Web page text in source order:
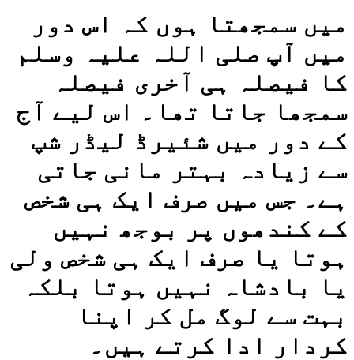
میں سمجھتا ہوں کہ اس دور
میں آپ صلی اللہ علیہ وسلم
کا فیصلہ ہی آخری فیصلہ
سمجھا جاتا تھا۔ اس لیے آج
کے دور میں شئیرڈ لیڈر شپ
سے زیادہ بہتر مانی جاتی
ہے۔ جس میں صرف ایک ہی شخص
کے کندھوں پر بوجھ نہیں
ہوتا یا صرف ایک ہی شخص ولی
یا بادشاہ نہیں ہوتا بلکہ
بہت سے لوگ مل کر اپنا
کردار ادا کرتے ہیں۔